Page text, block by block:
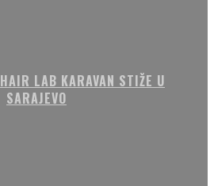
LAB KARAVAN STIŽE U
SARAJEVO